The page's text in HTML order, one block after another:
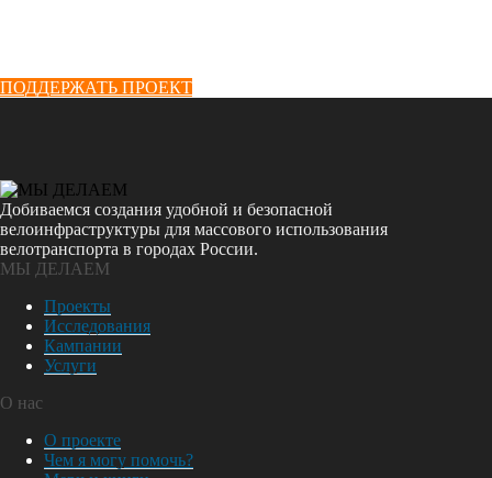
ПОДДЕРЖАТЬ ПРОЕКТ
Добиваемся создания удобной и безопасной
велоинфраструктуры для массового использования
велотранспорта в городах России.
МЫ ДЕЛАЕМ
Проекты
Исследования
Кампании
Услуги
О нас
О проекте
Чем я могу помочь?